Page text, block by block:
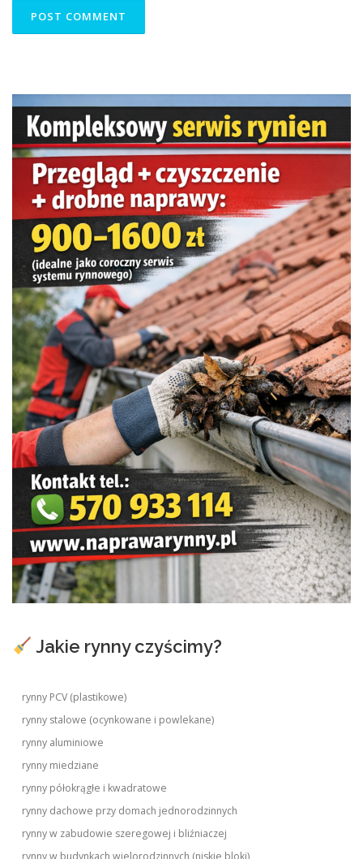
Jakie rynny czyścimy?
rynny PCV (plastikowe)
rynny stalowe (ocynkowane i powlekane)
rynny aluminiowe
rynny miedziane
rynny półokrągłe i kwadratowe
rynny dachowe przy domach jednorodzinnych
rynny w zabudowie szeregowej i bliźniaczej
rynny w budynkach wielorodzinnych (niskie bloki)